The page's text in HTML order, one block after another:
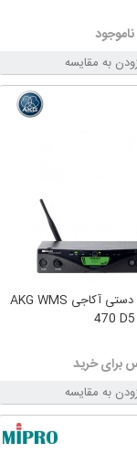
ناموجود
به مقایسه
میکروفن بی سیم دستی آکاجی AKG WMS
470 D5
برای خرید
به مقایسه